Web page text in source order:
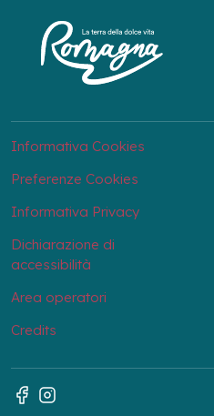
Informativa Cookies
Preferenze Cookies
Informativa Privacy
Dichiarazione di
accessibilità
Area operatori
Credits